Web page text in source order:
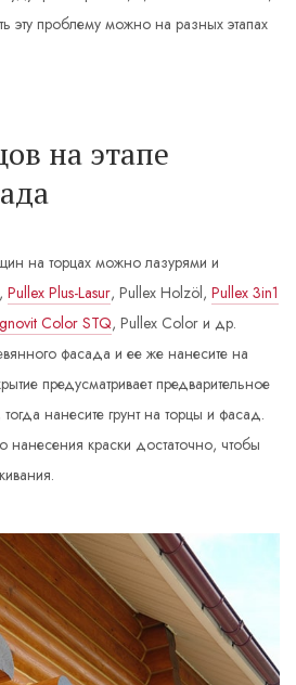
эту проблему можно на разных этапах
на этапе
на торцах можно лазурями и
Pullex Plus-Lasur, Pullex Holzöl, Pullex 3in1
Color STQ, Pullex Color и др.
фасада и ее же нанесите на
предусматривает предварительное
тогда нанесите грунт на торцы и фасад.
нанесения краски достаточно, чтобы